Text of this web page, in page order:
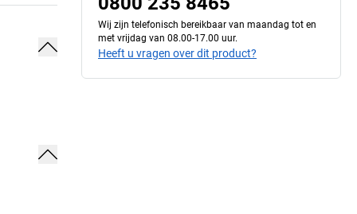
Wij zijn telefonisch bereikbaar van maandag tot en
met vrijdag van 08.00-17.00 uur.
Heeft u vragen over dit product?